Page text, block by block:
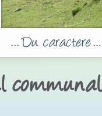
communal